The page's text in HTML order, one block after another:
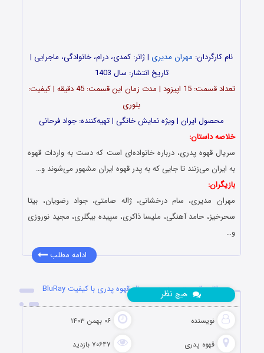
نام کارگردان: مهران مدیری | ژانر: کمدی، درام، خانوادگی، ماجرایی |
تاریخ انتشار: سال 1403
تعداد قسمت‌: 15 اپیزود | مدت زمان این قسمت: 45 دقیقه | کیفیت:
بلوری
محصول ایران | ویژه نمایش خانگی | تهیه‌کننده: جواد فرحانی
خلاصه داستان:
سریال قهوه پدری، درباره خانواده‌‌ای است که دست به واردات قهوه
به ایران می‌‌زنند تا جایی که به پدر قهوه ایران مشهور می‌‌شوند و…
بازیگران:
مهران مدیری، سام درخشانی، ژاله صامتی، جواد رضویان، بیتا
سحرخیز، حامد آهنگی، ملیسا ذاکری، سپیده بیگلری، مجید نوروزی
و…
ادامه مطلب
دانلود قسمت سیزدهم سریال قهوه پدری با کیفیت BluRay
نویسنده ۰۶ بهمن ۱۴۰۳
قهوه پدری ۷۰۶۴۷ بازدید
هیچ نظر